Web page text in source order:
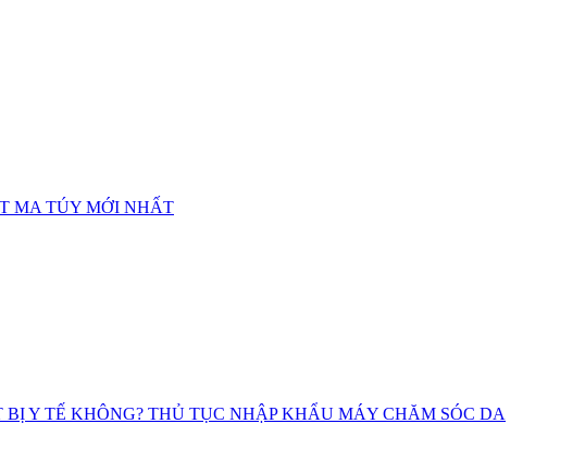
MA TÚY MỚI NHẤT
Y TẾ KHÔNG? THỦ TỤC NHẬP KHẨU MÁY CHĂM SÓC DA